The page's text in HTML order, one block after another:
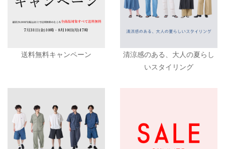
送料無料キャンペーン
清涼感のある、大人の夏らし
いスタイリング